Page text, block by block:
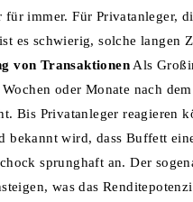
für immer. Für
es schwierig, solche langen
von Transaktionen Als
oder Monate nach
Bis Privatanleger reagieren
bekannt wird, dass Buffett
sprunghaft an. Der
was das